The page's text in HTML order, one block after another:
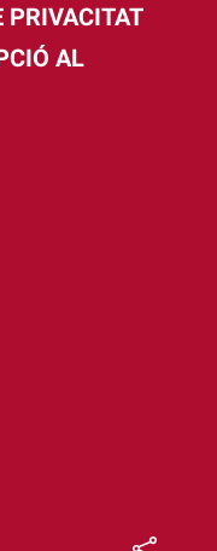
PRIVACITAT
AL